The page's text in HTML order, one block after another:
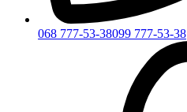
068 777-53-38099 777-53-38